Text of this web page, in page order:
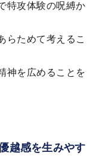
特攻体験の呪縛か
らためて考えるこ
神を広めることを
越感を生みやす